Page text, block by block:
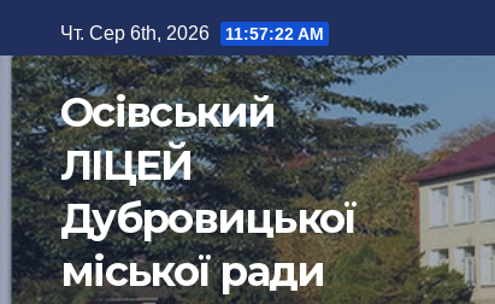
до
вмісту
Чт. Сер 6th, 2026 11:57:24 AM
Осівський
ЛІЦЕЙ
Дубровицької
міської ради